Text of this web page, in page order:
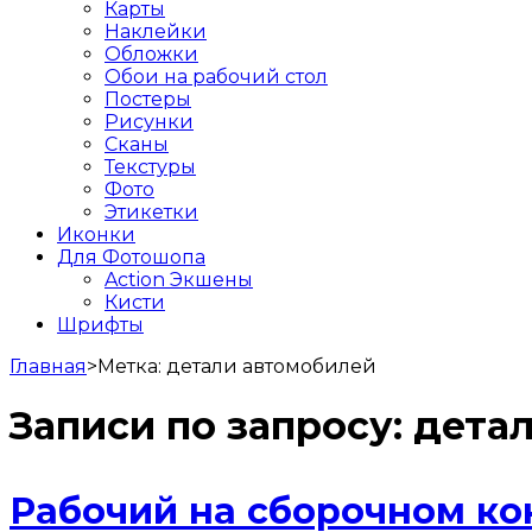
Карты
Наклейки
Обложки
Обои на рабочий стол
Постеры
Рисунки
Сканы
Текстуры
Фото
Этикетки
Иконки
Для Фотошопа
Action Экшены
Кисти
Шрифты
Главная>Метка: детали автомобилей
Записи по запросу:
Рабочий на сборочном